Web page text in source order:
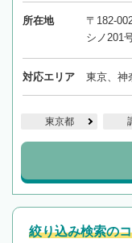
所在地
〒182-
シノ201
対応エリア 東京、神
東京都
絞り込み検索の